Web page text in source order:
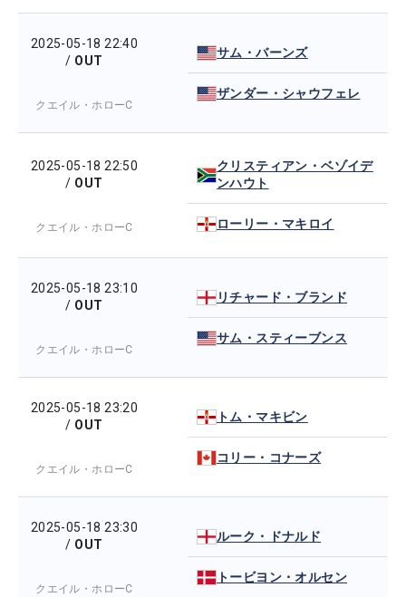
2025-05-18 22:40
/ OUT
クエイル・ホローC
サム・バーンズ
ザンダー・シャウフェレ
2025-05-18 22:50
/ OUT
クエイル・ホローC
クリスティアン・ベゾイデ
ンハウト
ローリー・マキロイ
2025-05-18 23:10
/ OUT
クエイル・ホローC
リチャード・ブランド
サム・スティーブンス
2025-05-18 23:20
/ OUT
クエイル・ホローC
トム・マキビン
コリー・コナーズ
2025-05-18 23:30
/ OUT
クエイル・ホローC
ルーク・ドナルド
トービヨン・オルセン